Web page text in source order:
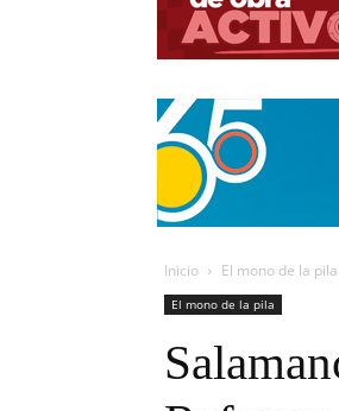
Inicio El mono de la pila
El mono de la pila